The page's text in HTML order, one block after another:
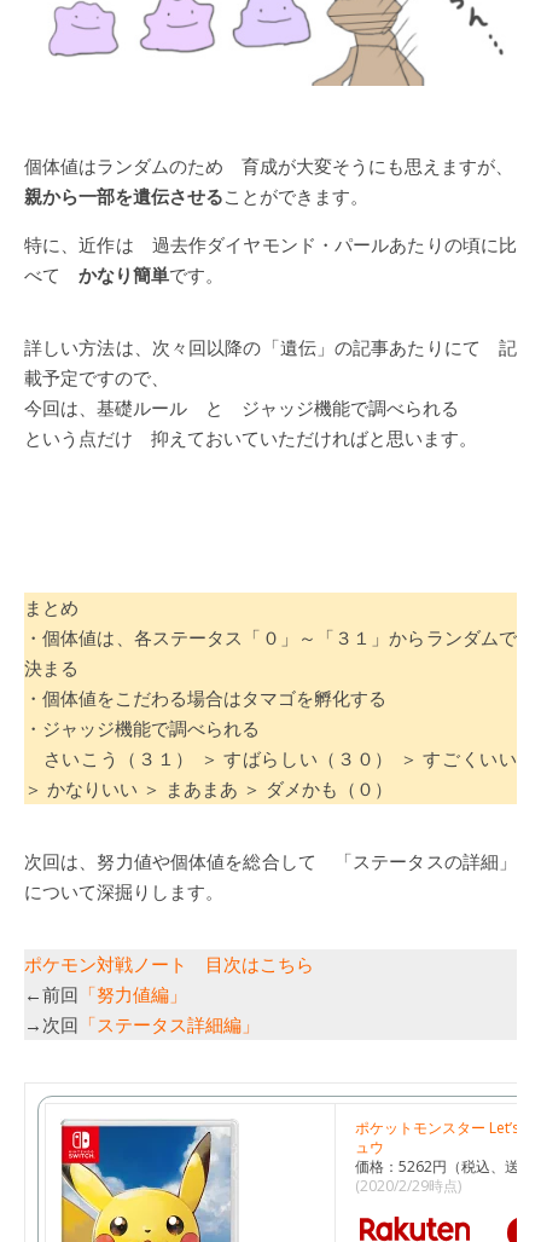
個体値はランダムのため 育成が大変そうにも思えますが、
親から一部を遺伝させることができます。
特に、近作は 過去作ダイヤモンド・パールあたりの頃に比
べて かなり簡単です。
詳しい方法は、次々回以降の「遺伝」の記事あたりにて 記
載予定ですので、
今回は、基礎ルール と ジャッジ機能で調べられる
という点だけ 抑えておいていただければと思います。
まとめ
・個体値は、各ステータス「０」～「３１」からランダムで
決まる
・個体値をこだわる場合はタマゴを孵化する
・ジャッジ機能で調べられる
さいこう（３１） ＞ すばらしい（３０） ＞ すごくいい
＞ かなりいい ＞ まあまあ ＞ ダメかも（０）
次回は、努力値や個体値を総合して 「ステータスの詳細」
について深掘りします。
ポケモン対戦ノート 目次はこちら
←前回 「努力値編」
→次回 「ステータス詳細編」
ポケットモンスター Let’s
ュウ
価格：5262円（税込、送料
(2020/2/29時点)